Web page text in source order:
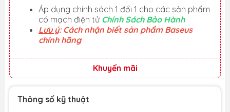
Áp dụng chính sách 1 đổi 1 cho các sản phẩm
có mạch điện tử Chính Sách Bảo Hành
Lưu ý: Cách nhận biết sản phẩm Baseus
chính hãng
Khuyến mãi
Thông số kỹ thuật